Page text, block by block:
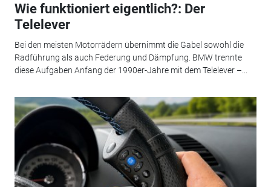
Wie funktioniert eigentlich?: Der
Telelever
Bei den meisten Motorrädern übernimmt die Gabel sowohl die
Radführung als auch Federung und Dämpfung. BMW trennte
diese Aufgaben Anfang der 1990er-Jahre mit dem Telelever –...